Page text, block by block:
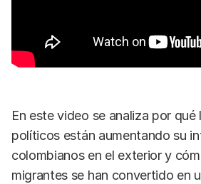
En este video se analiza por
políticos están aumentando su
colombianos en el exterior y
migrantes se han convertido en